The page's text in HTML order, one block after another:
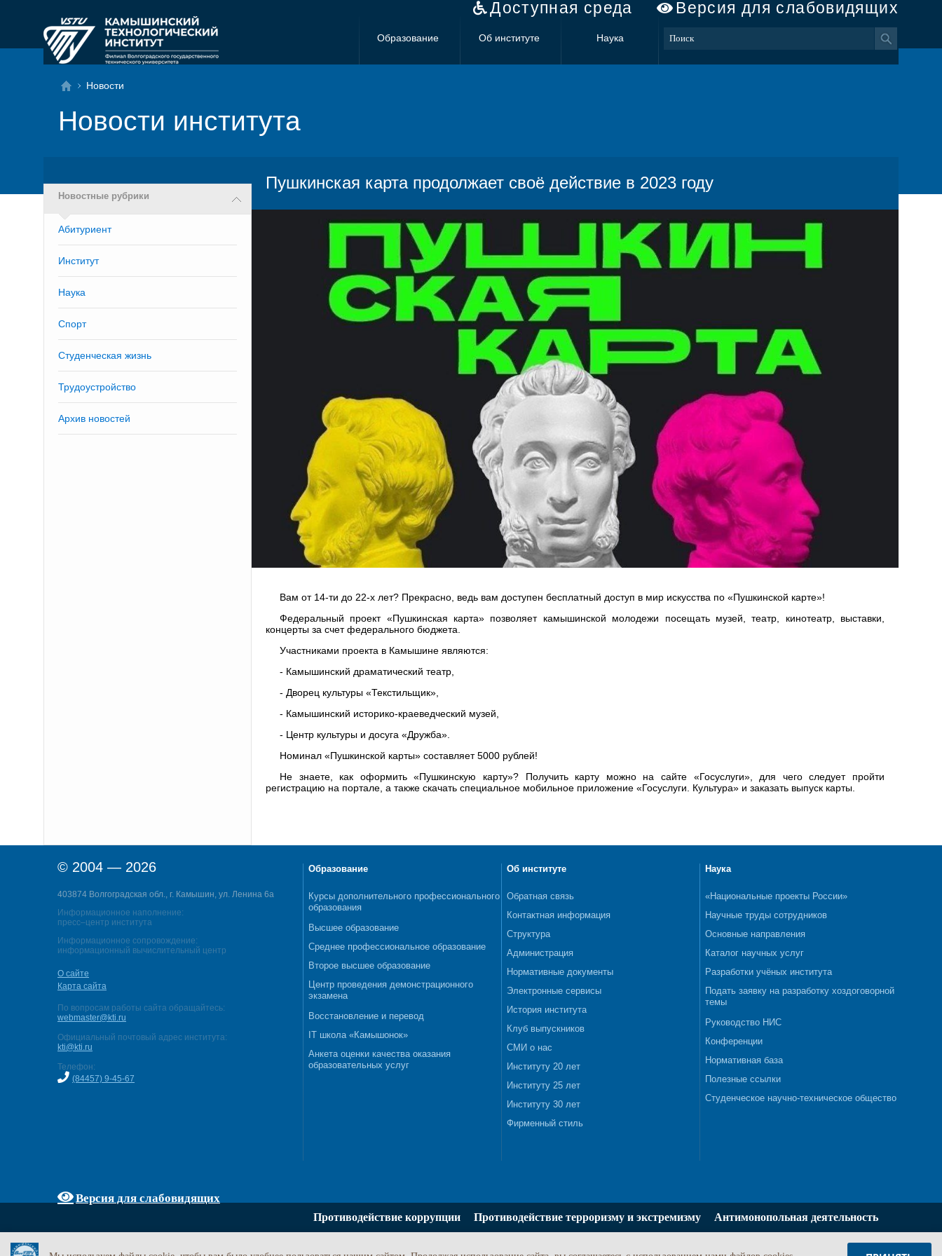
Доступная среда Версия для слабовидящих
Образование Об институте Наука
Новости
Новости института
Новостные рубрики
Абитуриент
Институт
Наука
Спорт
Студенческая жизнь
Трудоустройство
Архив новостей
Пушкинская карта продолжает своё действие в 2023 году
Вам от 14-ти до 22-х лет? Прекрасно, ведь вам доступен бесплатный доступ в мир искусства по «Пушкинской карте»!
Федеральный проект «Пушкинская карта» позволяет камышинской молодежи посещать музей, театр, кинотеатр, выставки,
концерты за счет федерального бюджета.
Участниками проекта в Камышине являются:
- Камышинский драматический театр,
- Дворец культуры «Текстильщик»,
- Камышинский историко-краеведческий музей,
- Центр культуры и досуга «Дружба».
Номинал «Пушкинской карты» составляет 5000 рублей!
Не знаете, как оформить «Пушкинскую карту»? Получить карту можно на сайте «Госуслуги», для чего следует пройти
регистрацию на портале, а также скачать специальное мобильное приложение «Госуслуги. Культура» и заказать выпуск карты.
© 2004 — 2026
403874 Волгоградская обл., г. Камышин, ул. Ленина 6а
Информационное наполнение:
пресс–центр института
Информационное сопровождение:
информационный вычислительный центр
О сайте
Карта сайта
По вопросам работы сайта обращайтесь:
webmaster@kti.ru
Официальный почтовый адрес института:
kti@kti.ru
Телефон:
(84457) 9-45-67
Версия для слабовидящих
Образование
Курсы дополнительного профессионального
образования
Высшее образование
Среднее профессиональное образование
Второе высшее образование
Центр проведения демонстрационного
экзамена
Восстановление и перевод
IT школа «Камышонок»
Анкета оценки качества оказания
образовательных услуг
Об институте
Обратная связь
Контактная информация
Структура
Администрация
Нормативные документы
Электронные сервисы
История института
Клуб выпускников
СМИ о нас
Институту 20 лет
Институту 25 лет
Институту 30 лет
Фирменный стиль
Наука
«Национальные проекты России»
Научные труды сотрудников
Основные направления
Каталог научных услуг
Разработки учёных института
Подать заявку на разработку хоздоговорной
темы
Руководство НИС
Конференции
Нормативная база
Полезные ссылки
Студенческое научно-техническое общество
Противодействие коррупции Противодействие терроризму и экстремизму Антимонопольная деятельность